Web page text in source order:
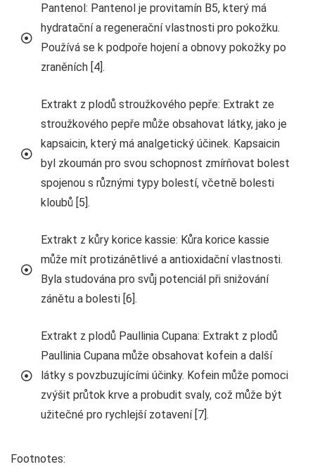
Pantenol: Pantenol je provitamín B5, který má
hydratační a regenerační vlastnosti pro pokožku.
Používá se k podpoře hojení a obnovy pokožky po
zraněních [4].
Extrakt z plodů stroužkového pepře: Extrakt ze
stroužkového pepře může obsahovat látky, jako je
kapsaicin, který má analgetický účinek. Kapsaicin
byl zkoumán pro svou schopnost zmírňovat bolest
spojenou s různými typy bolestí, včetně bolesti
kloubů [5].
Extrakt z kůry korice kassie: Kůra korice kassie
může mít protizánětlivé a antioxidační vlastnosti.
Byla studována pro svůj potenciál při snižování
zánětu a bolesti [6].
Extrakt z plodů Paullinia Cupana: Extrakt z plodů
Paullinia Cupana může obsahovat kofein a další
látky s povzbuzujícími účinky. Kofein může pomoci
zvýšit průtok krve a probudit svaly, což může být
užitečné pro rychlejší zotavení [7].
Footnotes: